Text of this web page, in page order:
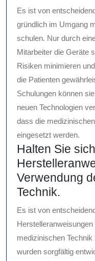
Es ist von
gründlich im Umgang
schulen. Nur durch
Mitarbeiter die Geräte
Risiken minimieren
die Patienten
Schulungen können
neuen Technologien
dass die
eingesetzt werden.
Halten Sie
Verwendung
Technik.
Es ist von
medizinischen
wurden sorgfältig